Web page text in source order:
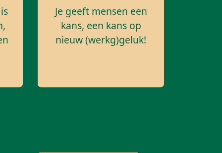
Je geeft mensen een
kans, een kans op
nieuw (werkg)geluk!